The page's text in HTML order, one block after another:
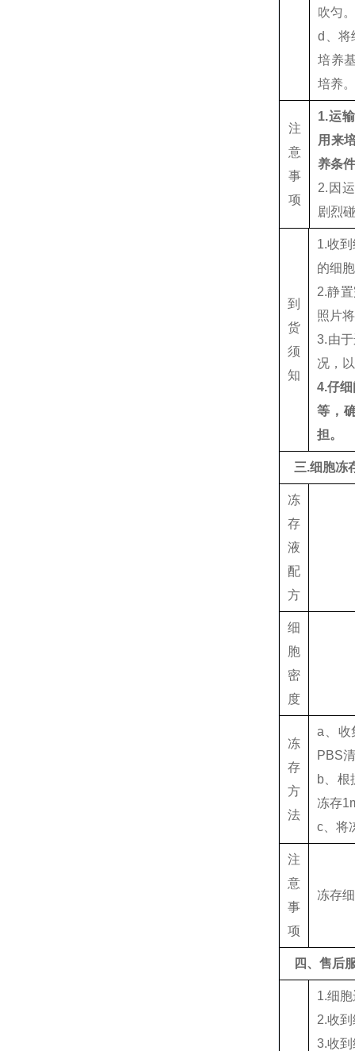
吹匀
d、将
培养
培养
注
意
事
项
1.运
用来
养条
2.因
剧烈
到
货
须
知
1.收
的细
2.静
照片
3.由
况，
4.仔
等，
担。
三.细胞冻
冻
存
液
配
方
细
胞
密
度
冻
存
方
法
a、收
PBS
b、根
冻存
c、将
注
意
事
项
冻存
四、售后
1.细
2.收
3.收